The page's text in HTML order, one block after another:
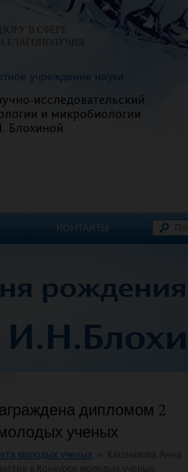
дипломом 2
ученых
молодых ученых
В СФЕРЕ
БЛАГОПОЛУЧИЯ
учреждение науки
исследовательский
и микробиологии
Блохиной
КОНТАКТЫ